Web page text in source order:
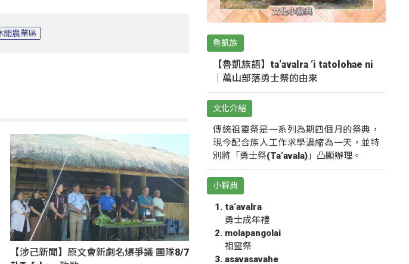
閒農業區
【涉己新聞】原文會新劇名爆爭議 團隊8/7
魯凱族
【魯凱族語】ta‘avalra ‘i tatolohae ni
｜萬山部落勇士祭的由來
文化介紹
傳統祖靈祭是一系列為期四個月的祭典，
現今配合族人工作求學濃縮為一天，並特
別將「勇士祭(Ta‘avala)」凸顯辦理。
小辭典
ta‘avalra
勇士成年禮
molapangolai
祖靈祭
asavasavahe